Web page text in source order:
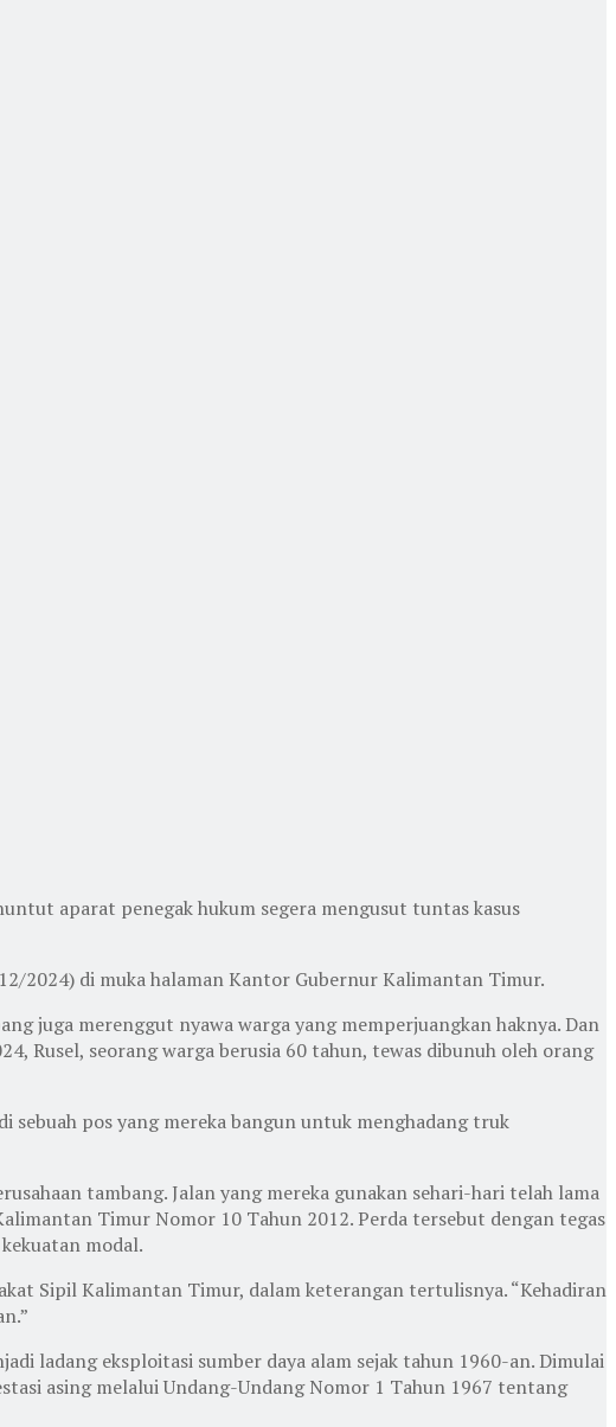
aparat penegak hukum segera mengusut tuntas kasus
2024) di muka halaman Kantor Gubernur Kalimantan Timur.
juga merenggut nyawa warga yang memperjuangkan haknya. Dan
Rusel, seorang warga berusia 60 tahun, tewas dibunuh oleh orang
sebuah pos yang mereka bangun untuk menghadang truk
tambang. Jalan yang mereka gunakan sehari-hari telah lama
Timur Nomor 10 Tahun 2012. Perda tersebut dengan tegas
modal.
Sipil Kalimantan Timur, dalam keterangan tertulisnya. “Kehadiran
ladang eksploitasi sumber daya alam sejak tahun 1960-an. Dimulai
asing melalui Undang-Undang Nomor 1 Tahun 1967 tentang